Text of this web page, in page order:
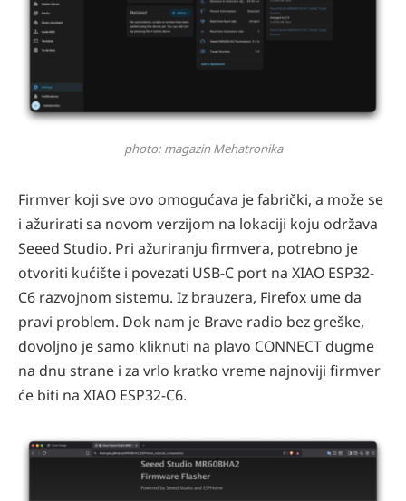
photo: magazin Mehatronika
Firmver koji sve ovo omogućava je fabrički, a može se
i ažurirati sa novom verzijom na lokaciji koju održava
Seeed Studio. Pri ažuriranju firmvera, potrebno je
otvoriti kućište i povezati USB-C port na XIAO ESP32-
C6 razvojnom sistemu. Iz brauzera, Firefox ume da
pravi problem. Dok nam je Brave radio bez greške,
dovoljno je samo kliknuti na plavo CONNECT dugme
na dnu strane i za vrlo kratko vreme najnoviji firmver
će biti na XIAO ESP32-C6.